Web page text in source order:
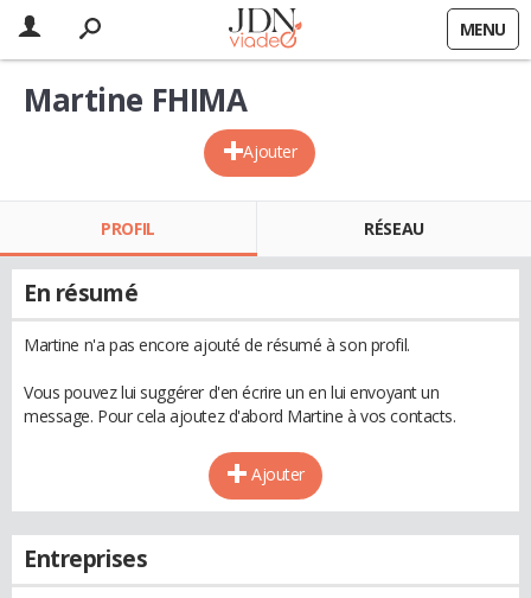
MENU
Ajouter
Martine FHIMA
PROFIL RÉSEAU
En résumé
Martine n'a pas encore ajouté de résumé à son profil.
Vous pouvez lui suggérer d'en écrire un en lui envoyant un
message. Pour cela ajoutez d'abord Martine à vos contacts.
Ajouter
Entreprises